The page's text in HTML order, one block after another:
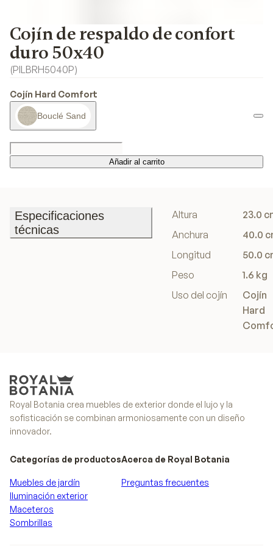
Cojín de respaldo de confort
duro 50x40
(PILBRH5040P)
Cojín Hard Comfort
Bouclé Sand
Añadir al carrito
Añadir al carrito
Especificaciones
técnicas
Altura
23.0
Anchura
40.0
Longitud
50.0
Peso
1.6 kg
Uso del cojín
Cojín
Hard
Royal Botania crea muebles de exterior donde el lujo y la
sofisticación se combinan armoniosamente con un diseño
innovador.
Categorías de productos
Muebles de jardín
Iluminación exterior
Maceteros
Sombrillas
Acerca de Royal Botania
Preguntas frecuentes